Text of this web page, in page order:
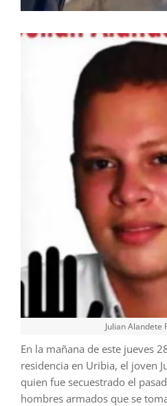
Julian Alandete
En la mañana de este jueves
residencia en Uribia, el joven
quien fue secuestrado el
hombres armados que se